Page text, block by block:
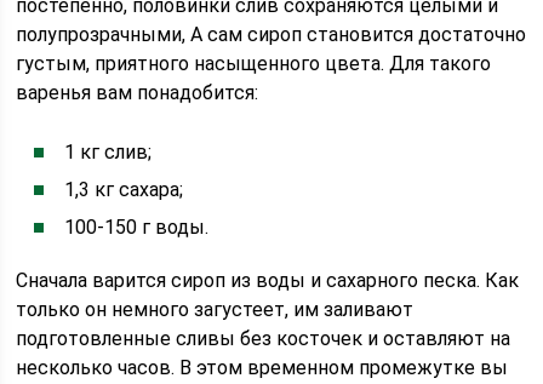
постепенно, половинки слив сохраняются целыми и
полупрозрачными, А сам сироп становится достаточно
густым, приятного насыщенного цвета. Для такого
варенья вам понадобится:
1 кг слив;
1,3 кг сахара;
100-150 г воды.
Сначала варится сироп из воды и сахарного песка. Как
только он немного загустеет, им заливают
подготовленные сливы без косточек и оставляют на
несколько часов. В этом временном промежутке вы